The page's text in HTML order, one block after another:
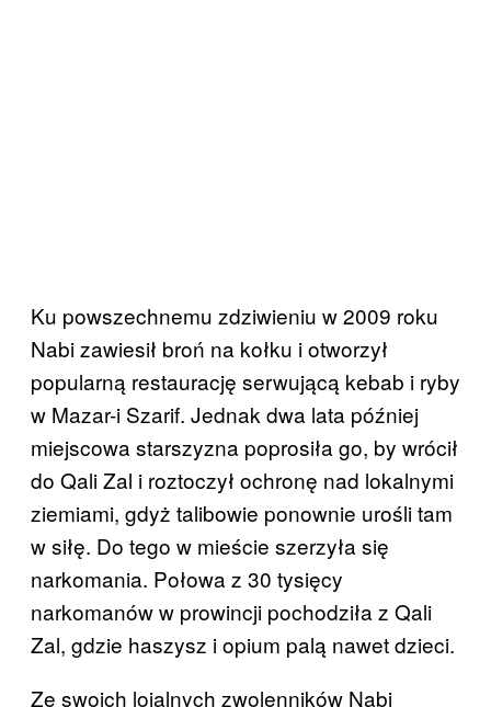
Ku powszechnemu zdziwieniu w 2009 roku
Nabi zawiesił broń na kołku i otworzył
popularną restaurację serwującą kebab i ryby
w Mazar-i Szarif. Jednak dwa lata później
miejscowa starszyzna poprosiła go, by wrócił
do Qali Zal i roztoczył ochronę nad lokalnymi
ziemiami, gdyż talibowie ponownie urośli tam
w siłę. Do tego w mieście szerzyła się
narkomania. Połowa z 30 tysięcy
narkomanów w prowincji pochodziła z Qali
Zal, gdzie haszysz i opium palą nawet dzieci.
Ze swoich lojalnych zwolenników Nabi